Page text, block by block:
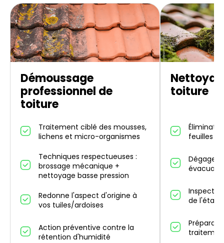
Démoussage
professionnel de
toiture
Traitement ciblé des mousses,
lichens et micro-organismes
Techniques respectueuses :
brossage mécanique +
nettoyage basse pression
Redonne l'aspect d'origine à
vos tuiles/ardoises
Action préventive contre la
rétention d'humidité
toiture
feuilles
de l'état